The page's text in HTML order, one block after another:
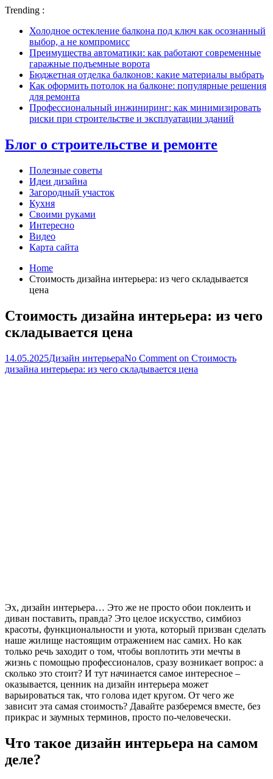
Trending :
Холодное остекление балкона под ключ как осознанный
выбор, а не компромисс
Преимущества автоматики: как работают современные
гаражные подъемные ворота
Бюджетная отделка балконов: какие материалы выбрать
Как оформить потолок на балконе: популярные решения
для ремонта
Профессиональный инжиниринг: как минимизировать
риски при строительстве и эксплуатации зданий
Блог о строительстве и ремонте
Полезные советы
Идеи дизайна
Загородный участок
Кухня
Своими руками
Интересно
Видео
Карта сайта
Home
Стоимость дизайна интерьера: из чего складывается
цена
Стоимость дизайна интерьера: из чего
складывается цена
14.05.2025Дизайн интерьераNo Comment on Стоимость
дизайна интерьера: из чего складывается цена
Эх, дизайн интерьера… Это же не просто обои поклеить и
диван поставить, правда? Это целое искусство, симбиоз
красоты, функциональности и уюта, который призван сделать
наше жилище настоящим отражением нас самих. Но как
только речь заходит о том, чтобы воплотить эти мечты в
жизнь с помощью профессионалов, сразу возникает вопрос: а
сколько это стоит? И тут начинается самое интересное –
оказывается, ценник на дизайн интерьера может
варьироваться так, что голова идет кругом. От чего же
зависит эта самая стоимость? Давайте разберемся вместе, без
прикрас и заумных терминов, просто по-человечески.
Что такое дизайн интерьера на самом
деле?